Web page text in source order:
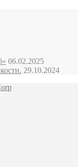
06.02.2025
29.10.2024